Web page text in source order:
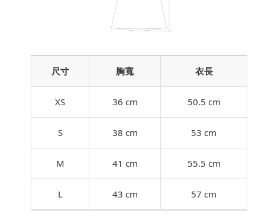
尺寸 胸寬 衣長
XS 36 cm 50.5 cm
S 38 cm 53 cm
M 41 cm 55.5 cm
L 43 cm 57 cm